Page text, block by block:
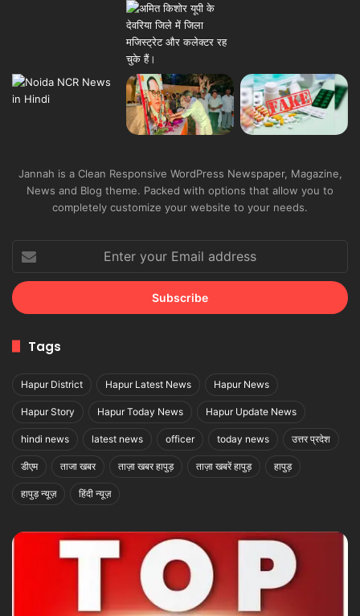
Jannah is a Clean Responsive WordPress Newspaper, Magazine,
News and Blog theme. Packed with options that allow you to
completely customize your website to your needs.
your
Email
address
Tags
Hapur District Hapur Latest News Hapur News
Hapur Story Hapur Today News Hapur Update News
hindi news latest news officer today news उत्तर प्रदेश
डीएम ताजा खबर ताज़ा खबर हापुड़ ताज़ा खबरें हापुड़ हापुड़
हापुड़ न्यूज़ हिंदी न्यूज़